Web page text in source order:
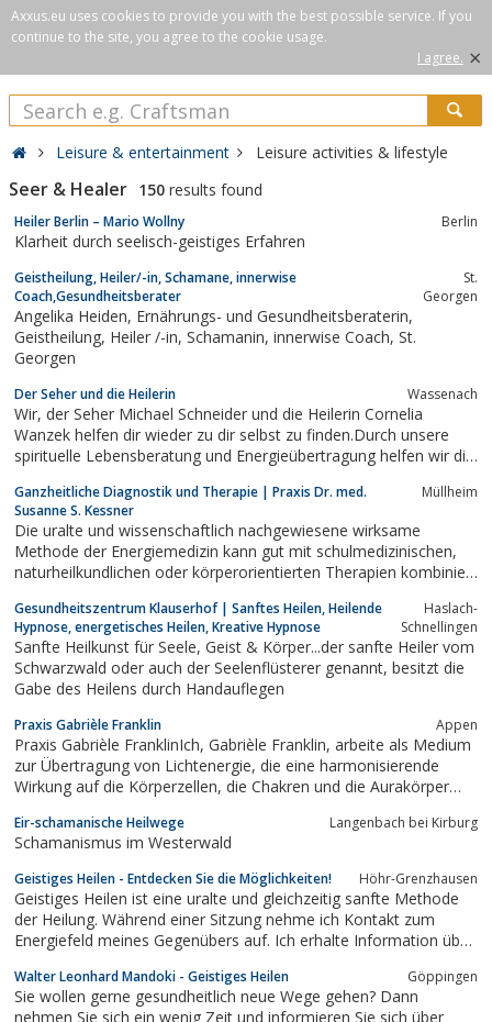
Axxus.eu uses cookies to provide you with the best possible service. If you
continue to the site, you agree to the cookie usage.
I agree. ×
Leisure & entertainment Leisure activities & lifestyle
Seer & Healer 150 results found
Heiler Berlin – Mario Wollny Berlin
Klarheit durch seelisch-geistiges Erfahren
Geistheilung, Heiler/-in, Schamane, innerwise
Coach,Gesundheitsberater
St.
Georgen
Angelika Heiden, Ernährungs- und Gesundheitsberaterin,
Geistheilung, Heiler /-in, Schamanin, innerwise Coach, St.
Georgen
Der Seher und die Heilerin Wassenach
Wir, der Seher Michael Schneider und die Heilerin Cornelia
Wanzek helfen dir wieder zu dir selbst zu finden.Durch unsere
spirituelle Lebensberatung und Energieübertragung helfen wir dir
grundsätzlich keine Hilfsmittel, sondern verbinden uns
ausschließlich geistig mit der...
Ganzheitliche Diagnostik und Therapie | Praxis Dr. med.
Susanne S. Kessner
Müllheim
Die uralte und wissenschaftlich nachgewiesene wirksame
Methode der Energiemedizin kann gut mit schulmedizinischen,
naturheilkundlichen oder körperorientierten Therapien kombiniert
Allergien, Darmerkrankungen, Herz-Kreislauf- und
Lungenkrankheiten, Konzentrationsstörungen...
Gesundheitszentrum Klauserhof | Sanftes Heilen, Heilende
Hypnose, energetisches Heilen, Kreative Hypnose
Haslach-
Schnellingen
Sanfte Heilkunst für Seele, Geist & Körper...der sanfte Heiler vom
Schwarzwald oder auch der Seelenflüsterer genannt, besitzt die
Gabe des Heilens durch Handauflegen
Praxis Gabrièle Franklin Appen
Praxis Gabrièle FranklinIch, Gabrièle Franklin, arbeite als Medium
zur Übertragung von Lichtenergie, die eine harmonisierende
Wirkung auf die Körperzellen, die Chakren und die Aurakörper
Dachverband Geistiges Heilen e.V. behandle ich psychische
Störungen,...
Eir-schamanische Heilwege Langenbach bei Kirburg
Schamanismus im Westerwald
Geistiges Heilen - Entdecken Sie die Möglichkeiten! Höhr-Grenzhausen
Geistiges Heilen ist eine uralte und gleichzeitig sanfte Methode
der Heilung. Während einer Sitzung nehme ich Kontakt zum
Energiefeld meines Gegenübers auf. Ich erhalte Information über
Heilimpulse aus der geistigen Welt, welche ich weitergebe.
Geistheilung hilft, Blockaden...
Walter Leonhard Mandoki - Geistiges Heilen Göppingen
Sie wollen gerne gesundheitlich neue Wege gehen? Dann
nehmen Sie sich ein wenig Zeit und informieren Sie sich über